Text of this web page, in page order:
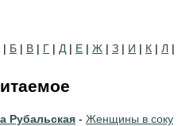
| Б | В | Г | Д | Е | Ж | З | И | К | Л |
Рубальская - Женщины в соку